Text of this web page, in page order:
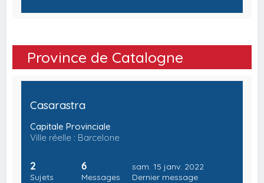
Province de Catalogne
Casarastra
Capitale Provinciale
Ville réelle : Barcelone
2
Sujets
6
Messages
sam. 15 janv. 2022
Dernier message